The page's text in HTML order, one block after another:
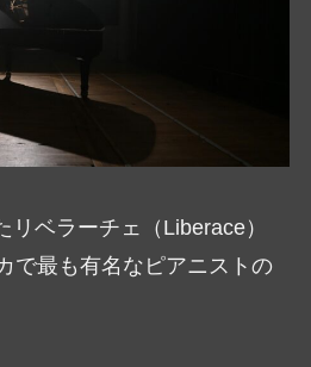
ベラーチェ（Liberace）
で最も有名なピアニストの